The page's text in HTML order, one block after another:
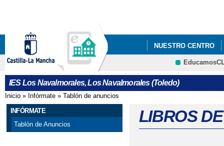
NUESTRO CENTRO
ABIERTO EL PLAZO
ABIERTO PLAZO DE
APERTURA
BECAS PARA
IES Los Navalmorales, Los Navalmorales (Toledo)
Se encuentra usted aquí
Inicio » Infórmate » Tablón de anuncios
INFÓRMATE
Tablón de Anuncios
LIBROS